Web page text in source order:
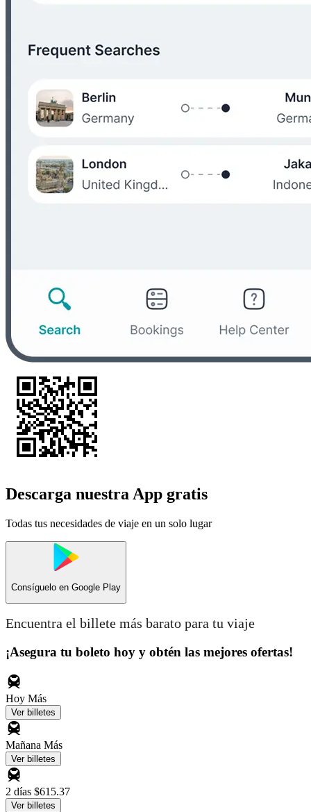
Descarga nuestra App gratis
Todas tus necesidades de viaje en un solo lugar
Consíguelo en Google Play
Encuentra el billete más barato para tu viaje
¡Asegura tu boleto hoy y obtén las mejores ofertas!
Hoy Más
Ver billetes
Mañana Más
Ver billetes
2 días $615.37
Ver billetes